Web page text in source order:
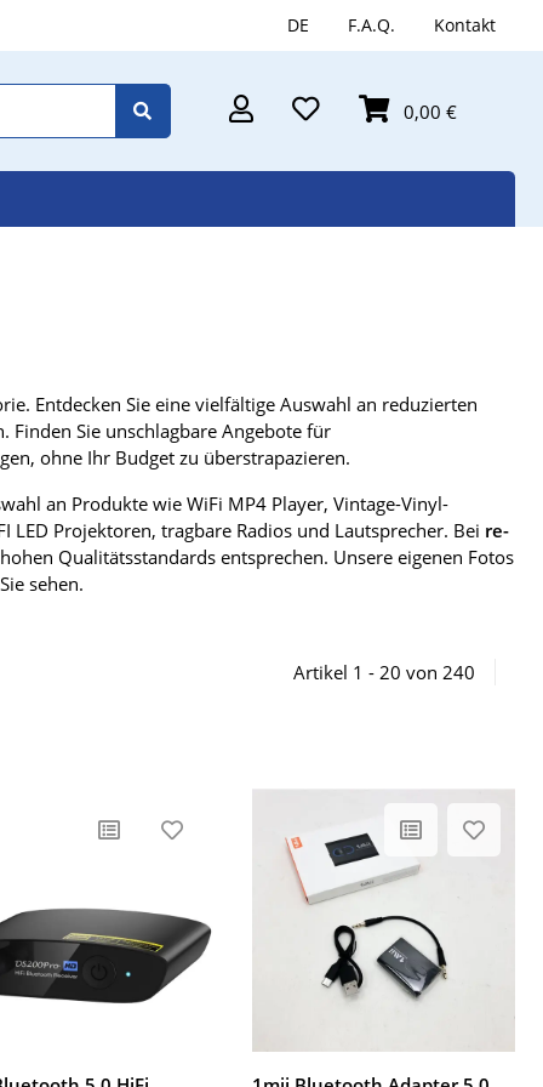
DE F.A.Q. Kontakt
0,00 €
Entdecken Sie eine vielfältige Auswahl an reduzierten
Sie unschlagbare Angebote für
ohne Ihr Budget zu überstrapazieren.
an Produkte wie WiFi MP4 Player, Vintage-Vinyl-
Projektoren, tragbare Radios und Lautsprecher. Bei re-
Qualitätsstandards entsprechen. Unsere eigenen Fotos
sehen.
Artikel 1 - 20 von 240